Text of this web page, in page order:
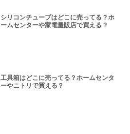
シリコンチューブはどこに売ってる？ホ
ームセンターや家電量販店で買える？
工具箱はどこに売ってる？ホームセンタ
ーやニトリで買える？